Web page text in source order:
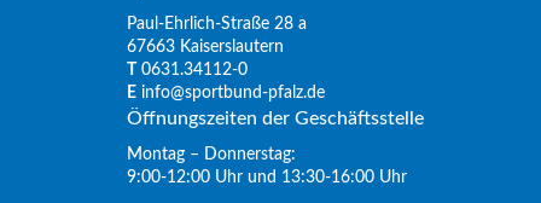
Paul-Ehrlich-Straße 28 a
67663 Kaiserslautern
T0631.34112-0
E info@sportbund-pfalz.de
Öffnungszeiten der Geschäftsstelle
Montag – Donnerstag:
9:00-12:00 Uhr und 13:30-16:00 Uhr